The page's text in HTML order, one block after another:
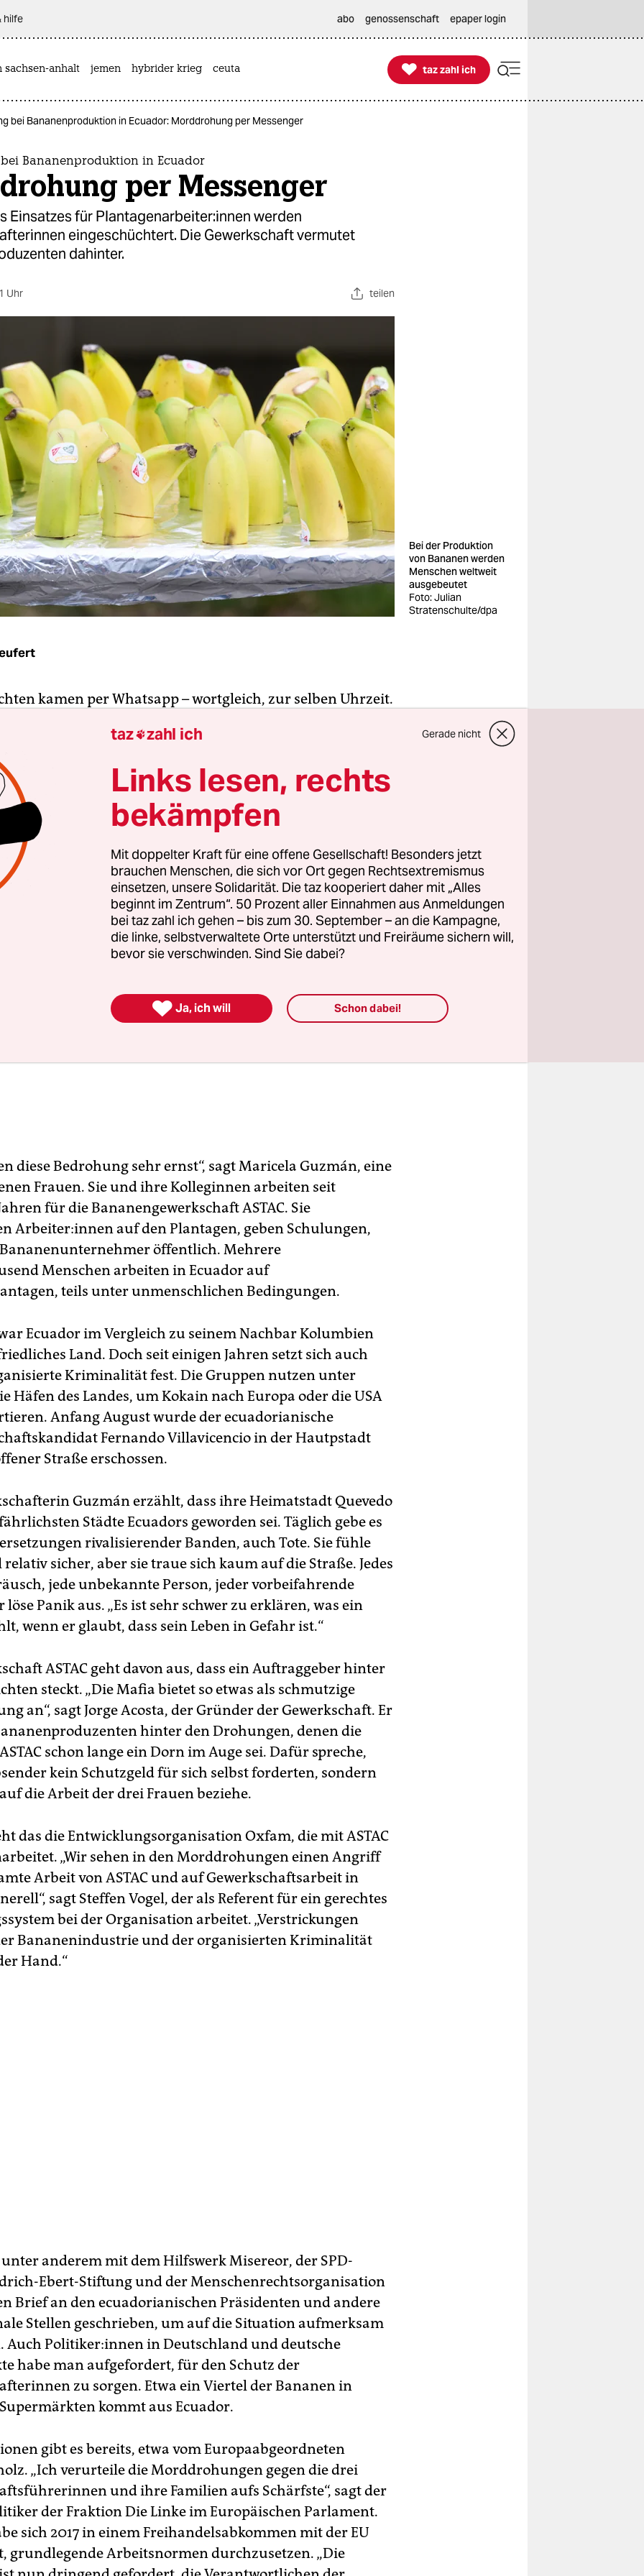
hilfe abo genossenschaft epaper login
sachsen-anhalt jemen hybrider krieg ceuta 
taz zahl ich
taz zahl ich
bei Bananenproduktion in Ecuador: Morddrohung per Messenger
Bananenproduktion in Ecuador
per Messenger
Einsatzes für Plantagenar­bei­te­r:in­nen werden
eingeschüchtert. Die Gewerkschaft vermutet
dahinter.
Uhr teilen
Bei der Produktion
von Bananen werden
Menschen weltweit
ausgebeutet
Foto: Julian
Stratenschulte/dpa
kamen per Whatsapp – wortgleich, zur selben Uhrzeit.
Morddrohungen bekommen, mutmaßlich von
der organisierten Kriminalität.
aufhören, die Arbeiter zu „belästigen“ und ihre Rechte
steht in der Nachricht,die die Gewerkschaft
hat
. Es folgen detaillierte Angaben über Wohnorte und
der drei Frauen.
diese Bedrohung sehr ernst“, sagt Maricela Guzmán, eine
Frauen. Sie und ihre Kolleginnen arbeiten seit
für die Bananengewerkschaft ASTAC. Sie
Ar­bei­te­r:in­nen auf den Plantagen, geben Schulungen,
öffentlich. Mehrere
Menschen arbeiten in Ecuador auf
teils unter unmenschlichen Bedingungen.
Ecuador im Vergleich zu seinem Nachbar Kolumbien
Land. Doch seit einigen Jahren setzt sich auch
Kriminalität fest. Die Gruppen nutzen unter
Häfen des Landes, um Kokain nach Europa oder die USA
Anfang August wurde der ecuadorianische
Fernando Villavicencio in der Hautpstadt
Straße erschossen.
Guzmán erzählt, dass ihre Heimatstadt Quevedo
Städte Ecuadors geworden sei. Täglich gebe es
rivalisierender Banden, auch Tote. Sie fühle
sicher, aber sie traue sich kaum auf die Straße. Jedes
jede unbekannte Person, jeder vorbeifahrende
Panik aus. „Es ist sehr schwer zu erklären, was ein
wenn er glaubt, dass sein Leben in Gefahr ist.“
ASTAC geht davon aus, dass ein Auftraggeber hinter
steckt. „Die Mafia bietet so etwas als schmutzige
an“, sagt Jorge Acosta, der Gründer der Gewerkschaft. Er
hinter den Drohungen, denen die
schon lange ein Dorn im Auge sei. Dafür spreche,
kein Schutzgeld für sich selbst forderten, sondern
die Arbeit der drei Frauen beziehe.
das die Entwicklungsorganisation Oxfam, die mit ASTAC
„Wir sehen in den Morddrohungen einen Angriff
Arbeit von ASTAC und auf Gewerkschaftsarbeit in
sagt Steffen Vogel, der als Referent für ein gerechtes
bei der Organisation arbeitet. „Verstrickungen
Bananenindustrie und der organisierten Kriminalität
Hand.“
anderem mit dem Hilfswerk Misereor, der SPD-
Ebert-Stiftung und der Menschenrechtsorganisation
Brief an den ecuadorianischen Präsidenten und andere
Stellen geschrieben, um auf die Situation aufmerksam
Auch Po­li­ti­ke­r:in­nen in Deutschland und deutsche
habe man aufgefordert, für den Schutz der
zu sorgen. Etwa ein Viertel der Bananen in
kommt aus Ecuador.
gibt es bereits, etwa vom Europaabgeordneten
„Ich verurteile die Morddrohungen gegen die drei
und ihre Familien aufs Schärfste“, sagt der
der Fraktion Die Linke im Europäischen Parlament.
sich 2017 in einem Freihandelsabkommen mit der EU
grundlegende Arbeitsnormen durchzusetzen. „Die
taz zahl ich Gerade nicht
Links lesen, rechts
bekämpfen
Mit doppelter Kraft für eine offene Gesellschaft! Besonders jetzt
brauchen Menschen, die sich vor Ort gegen Rechtsextremismus
einsetzen, unsere Solidarität. Die taz kooperiert daher mit „Alles
beginnt im Zentrum“. 50 Prozent aller Einnahmen aus Anmeldungen
bei taz zahl ich gehen – bis zum 30. September – an die Kampagne,
die linke, selbstverwaltete Orte unterstützt und Freiräume sichern will,
bevor sie verschwinden. Sind Sie dabei?
 Ja, ich will Schon dabei!